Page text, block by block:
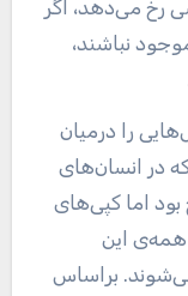
رخ می‌دهد، اگر
نباشند،
را درمیان
در انسان‌های
بود اما کپی‌های
همه‌ی این
براساس